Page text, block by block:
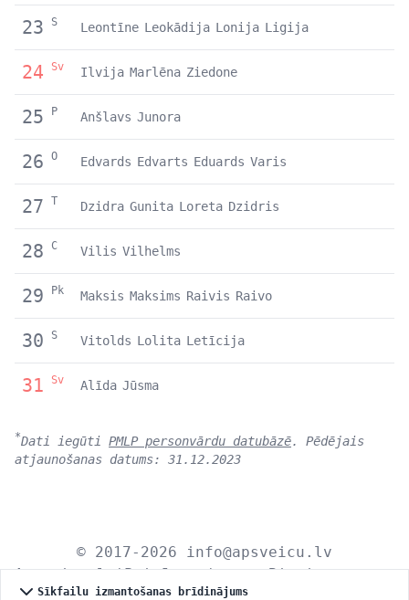
23 S Leontīne Leokādija Lonija Ligija
24 Sv Ilvija Marlēna Ziedone
25 P Anšlavs Junora
26 O Edvards Edvarts Eduards Varis
27 T Dzidra Gunita Loreta Dzidris
28 C Vilis Vilhelms
29 Pk Maksis Maksims Raivis Raivo
30 S Vitolds Lolita Letīcija
31 Sv Alīda Jūsma
*Dati iegūti PMLP personvārdu datubāzē. Pēdējais
atjaunošanas datums: 31.12.2023
© 2017-2026
info@apsveicu.lv
Apsveicu.lv|Privātums|
Bioritmu
Sīkfailu izmantošanas brīdinājums